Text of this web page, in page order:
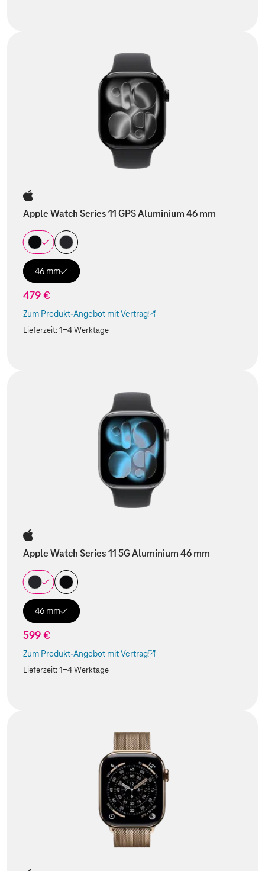
Apple Watch Series 11 GPS Aluminium 46 mm
46 mm
479 €
Zum Produkt-Angebot mit Vertrag
(Der Link wird in einem neuen Tab geöffnet)
Lieferzeit:1-4 Werktage
Apple Watch Series 11 5G Aluminium 46 mm
46 mm
599 €
Zum Produkt-Angebot mit Vertrag
(Der Link wird in einem neuen Tab geöffnet)
Lieferzeit:1-4 Werktage